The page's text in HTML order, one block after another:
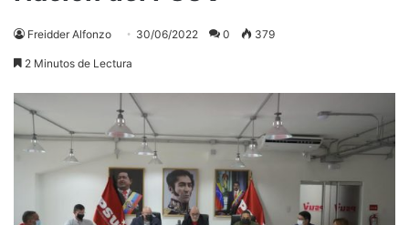
Freidder Alfonzo 30/06/2022 0 379
2 Minutos de Lectura